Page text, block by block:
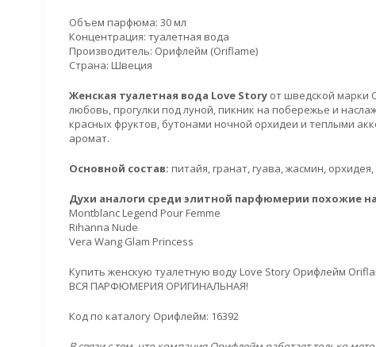
Объем парфюма: 30 мл
Концентрация: туалетная вода
Производитель: Орифлейм (Oriflame)
Страна: Швеция
Женская туалетная вода Love Story от шведской марки
любовь, прогулки под луной, пикник на побережье и
красных фруктов, бутонами ночной орхидеи и теплыми
аромат.
Основной состав: питайя, гранат, гуава, жасмин,
Духи аналоги среди элитной парфюмерии похожие
Montblanc Legend Pour Femme
Rihanna Nude
Vera Wang Glam Princess
Купить женскую туалетную воду Love Story Орифлейм
ВСЯ ПАРФЮМЕРИЯ ОРИГИНАЛЬНАЯ!
Код по каталогу Орифлейм: 16392